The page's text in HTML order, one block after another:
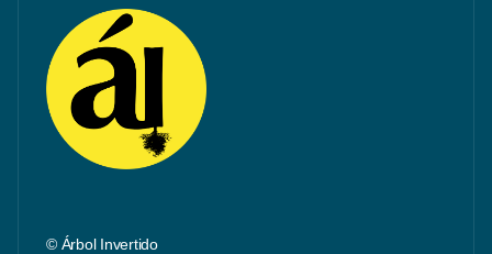
© Árbol Invertido